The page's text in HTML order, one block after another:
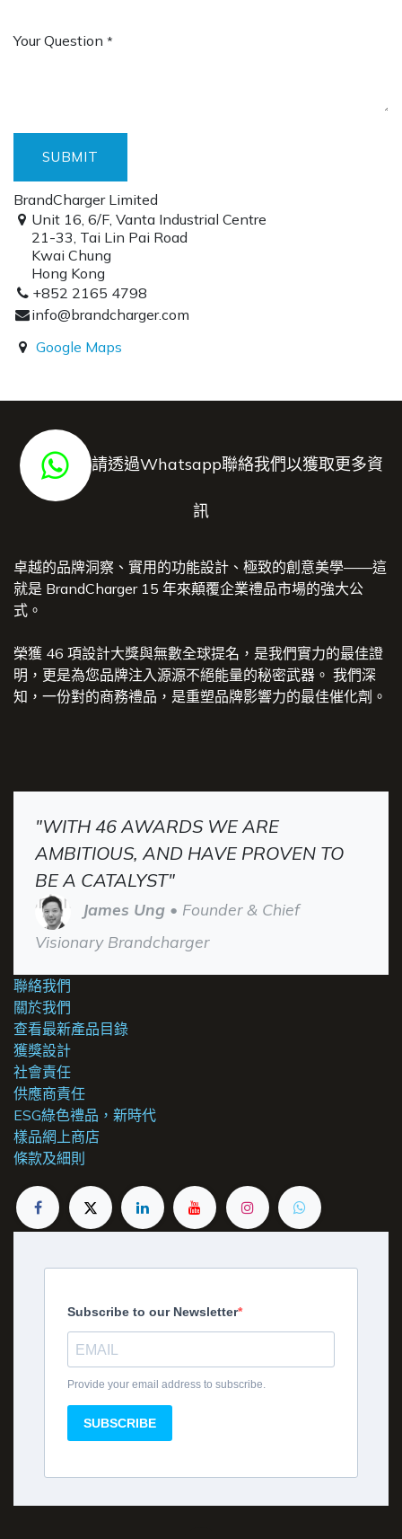
Your Question *
SUBMIT
BrandCharger Limited
Unit 16, 6/F, Vanta Industrial Centre
21-33, Tai Lin Pai Road
Kwai Chung
Hong Kong
+852 2165 4798
info@brandcharger.com
Google Maps
請透過Whatsapp聯絡我們以獲取更多資
訊
卓越的品牌洞察、實用的功能設計、極致的創意美學——這
就是 BrandCharger 15 年來顛覆企業禮品市場的強大公
式。
榮獲 46 項設計大獎與無數全球提名，是我們實力的最佳證
明，更是為您品牌注入源源不絕能量的秘密武器。 我們深
知，一份對的商務禮品，是重塑品牌影響力的最佳催化劑。​
"WITH 46 AWARDS WE ARE
AMBITIOUS, AND HAVE PROVEN TO
BE A CATALYST"
James Ung • Founder & Chief
Visionary Brandcharger
聯絡我們
關於我們
查看最新產品目錄
獲獎設計
社會責任
供應商責任
ESG綠色禮品，新時代
樣品網上商店
條款及細則